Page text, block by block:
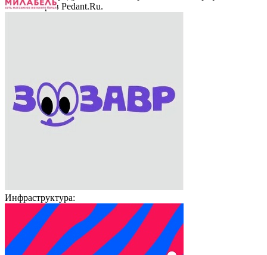
компьютеров Pedant.Ru.
Инфраструктура: